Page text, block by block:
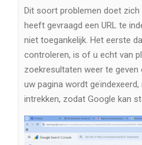
Dit soort problemen doet zich
heeft gevraagd een URL te
niet toegankelijk. Het eerste
controleren, is of u echt van
zoekresultaten weer te
uw pagina wordt
intrekken, zodat Google kan